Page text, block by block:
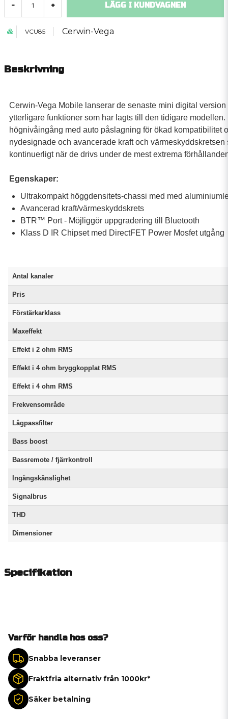
- + LÄGG I KUNDVAGNEN
VCU85 Cerwin-Vega
Beskrivning
Cerwin-Vega Mobile lanserar de senaste mini digital
ytterligare funktioner som har lagts till den tidigare
högnivåingång med auto påslagning för ökad kompatibilitet
nydesignade och avancerade kraft och
kontinuerligt när de drivs under de mest extrema
Egenskaper:
Ultrakompakt höggdensitets-chassi med med
Avancerad kraft/värmeskyddskrets
BTR™ Port - Möjliggör uppgradering till Bluetooth
Klass D IR Chipset med DirectFET Power Mosfet utgång
Antal kanaler
Pris
Förstärkarklass
Maxeffekt
Effekt i 2 ohm RMS
Effekt i 4 ohm bryggkopplat RMS
Effekt i 4 ohm RMS
Frekvensområde
Lågpassfilter
Bass boost
Bassremote / fjärrkontroll
Ingångskänslighet
Signalbrus
THD
Dimensioner
Specifikation
Varför handla hos oss?
Snabba leveranser
Fraktfria alternativ från 1000kr*
Säker betalning